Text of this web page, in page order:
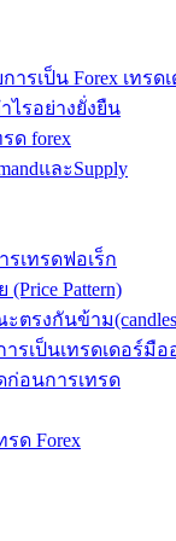
รเป็น Forex เทรดเ
ไรอย่างยั่งยืน
ด forex
และSupply
รเทรดฟอเร็ก
Pattern)
รงกันข้าม
รเป็นเทรดเดอร์มื
ก่อนการเทรด
ด Forex